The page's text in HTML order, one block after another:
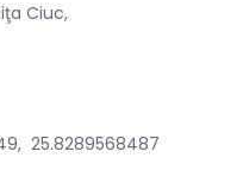
Ciuc,
25.8289568487